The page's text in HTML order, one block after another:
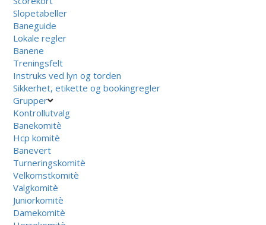
Slopetabeller
Baneguide
Lokale regler
Banene
Treningsfelt
Instruks ved lyn og torden
Sikkerhet, etikette og bookingregler
Grupper
Kontrollutvalg
Banekomitè
Hcp komitè
Banevert
Turneringskomitè
Velkomstkomitè
Valgkomitè
Juniorkomitè
Damekomitè